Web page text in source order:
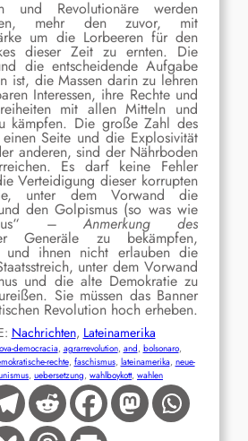
und Revolutionäre werden
mehr den zuvor, mit
um die Lorbeeren für den
dieser Zeit zu ernten. Die
die entscheidende Aufgabe
ist, die Massen darin zu lehren
Interessen, ihre Rechte und
mit allen Mitteln und
kämpfen. Die große Zahl des
Seite und die Explosivität
anderen, sind der Nährboden
Es darf keine Fehler
Verteidigung dieser korrupten
unter dem Vorwand die
den Golpismus (so was wie
ismus“ –Anmerkung des
Generäle zu bekämpfen,
und ihnen nicht erlauben die
unter dem Vorwand
und die alte Demokratie zu
Sie müssen das Banner
Revolution hoch erheben.
Nachrichten, Lateinamerika
democracia, agrarrevolution, and, bolsonaro
rechte, faschismus, lateinamerika, neue-
, uebersetzung, wahlboykott, wahlen